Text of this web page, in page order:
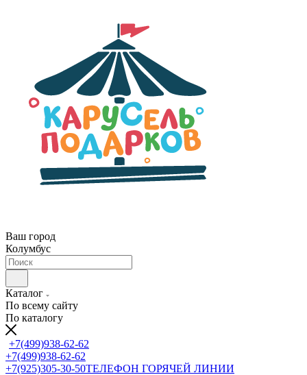
Ваш город
Колумбус
Каталог
По всему сайту
По каталогу
+7(499)938-62-62
+7(499)938-62-62
+7(925)305-30-50ТЕЛЕФОН ГОРЯЧЕЙ ЛИНИИ